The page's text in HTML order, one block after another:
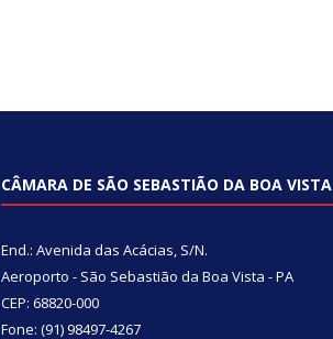
CÂMARA DE SÃO SEBASTIÃO DA BOA VISTA
End.: Avenida das Acácias, S/N.
Aeroporto - São Sebastião da Boa Vista - PA
CEP: 68820-000
Fone: (91) 98497-4267